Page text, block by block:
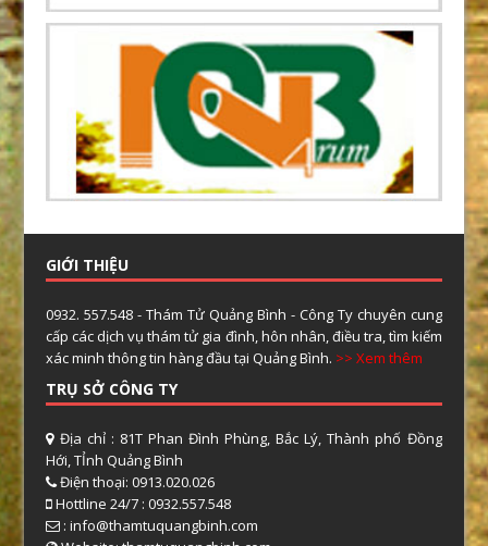
GIỚI THIỆU
0932. 557.548 - Thám Tử Quảng Bình - Công Ty chuyên cung
cấp các dịch vụ thám tử gia đình, hôn nhân, điều tra, tìm kiếm
xác minh thông tin hàng đầu tại Quảng Bình. >> Xem thêm
TRỤ SỞ CÔNG TY
Địa chỉ : 81T Phan Đình Phùng, Bắc Lý, Thành phố Đồng
Hới, TỈnh Quảng Bình
Điện thoại: 0913.020.026
Hottline 24/7 : 0932.557.548
: info@thamtuquangbinh.com